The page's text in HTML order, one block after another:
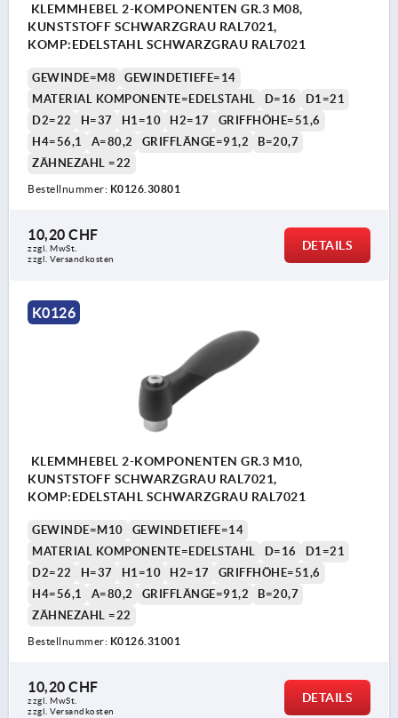
KLEMMHEBEL 2-KOMPONENTEN GR.3 M08,
KUNSTSTOFF SCHWARZGRAU RAL7021,
KOMP:EDELSTAHL SCHWARZGRAU RAL7021
GEWINDE=M8
GEWINDETIEFE=14
MATERIAL KOMPONENTE=EDELSTAHL
D=16
D1=21
D2=22
H=37 H1=10 H2=17
GRIFFHÖHE=51,6
H4=56,1
A=80,2 GRIFFLÄNGE=91,2
B=20,7
ZÄHNEZAHL =22
Bestellnummer: K0126.30801
10,20 CHF
zzgl. MwSt.
zzgl. Versandkosten
DETAILS
K0126
KLEMMHEBEL 2-KOMPONENTEN GR.3 M10,
KUNSTSTOFF SCHWARZGRAU RAL7021,
KOMP:EDELSTAHL SCHWARZGRAU RAL7021
GEWINDE=M10
GEWINDETIEFE=14
MATERIAL KOMPONENTE=EDELSTAHL
D=16
D1=21
D2=22
H=37 H1=10 H2=17
GRIFFHÖHE=51,6
H4=56,1
A=80,2 GRIFFLÄNGE=91,2
B=20,7
ZÄHNEZAHL =22
Bestellnummer: K0126.31001
10,20 CHF
zzgl. MwSt.
zzgl. Versandkosten
DETAILS